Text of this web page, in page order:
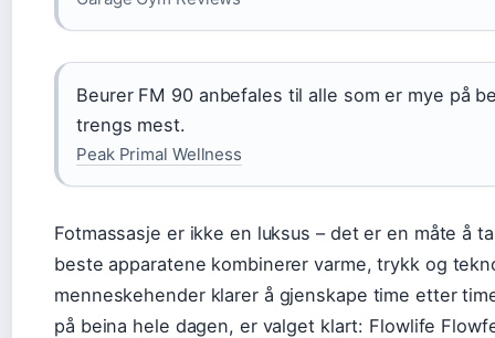
Beurer FM 90 anbefales til alle som er mye på
trengs mest.
Peak Primal Wellness
Fotmassasje er ikke en luksus – det er en måte å
beste apparatene kombinerer varme, trykk og
menneskehender klarer å gjenskape time etter
på beina hele dagen, er valget klart: Flowlife